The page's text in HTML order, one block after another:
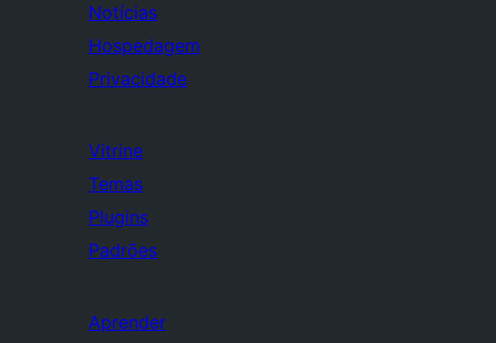
Notícias
Hospedagem
Privacidade
Vitrine
Temas
Plugins
Padrões
Aprender